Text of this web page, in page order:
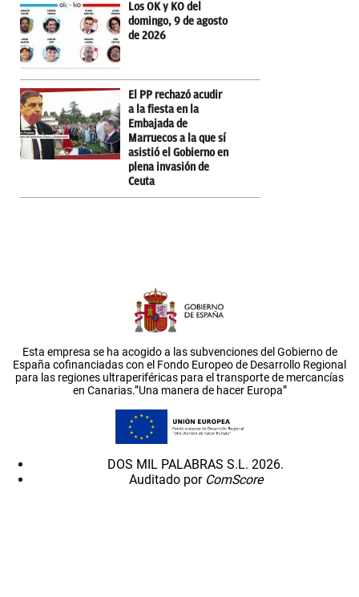
Los OK y KO del
domingo, 9 de agosto
de 2026
El PP rechazó acudir
a la fiesta en la
Embajada de
Marruecos a la que sí
asistió el Gobierno en
plena invasión de
Ceuta
Esta empresa se ha acogido a las subvenciones del Gobierno de
España cofinanciadas con el Fondo Europeo de Desarrollo Regional
para las regiones ultraperiféricas para el transporte de mercancías
en Canarias.”Una manera de hacer Europa”
DOS MIL PALABRAS S.L. 2026.
Auditado por ComScore